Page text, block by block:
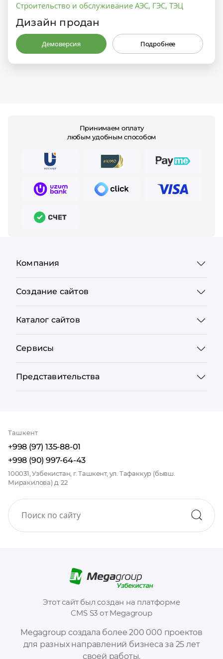
Строительство и обслуживание АЭС, ГЭС, ТЭЦ
Дизайн продан
Демоверсия Подробнее
Принимаем оплату
любым удобным способом
Megagroup создала более 200 000 проектов
для разных направлений бизнеса за 25 лет
своей работы.
Этот сайт был создан на платформе
CMS S3 от Megagroup
Компания
Создание сайтов
Каталог сайтов
Сервисы
Представительства
Ташкент
+998 (97) 135-88-01
+998 (90) 997-64-43
100031, Узбекистан, г. Ташкент, ул. Тафаккур (бывш.
Миракилова) д. 22